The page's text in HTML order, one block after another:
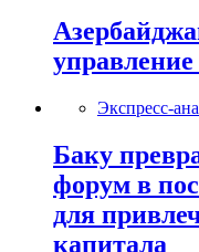
Экспресс-
Баку
форум в
для
капитала